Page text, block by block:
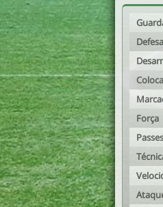
Defesa
Força
Passes